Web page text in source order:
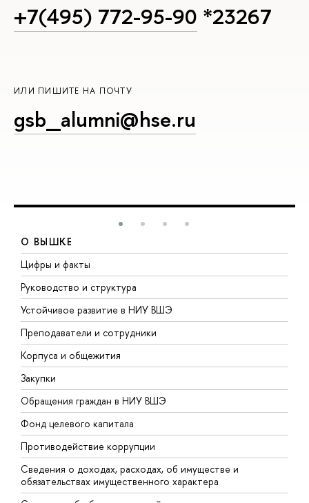
+7(495) 772-95-90 *23267
ИЛИ ПИШИТЕ НА ПОЧТУ
gsb_alumni@hse.ru
О ВЫШКЕ
Цифры и факты
Руководство и структура
Устойчивое развитие в НИУ ВШЭ
Преподаватели и сотрудники
Корпуса и общежития
Закупки
Обращения граждан в НИУ ВШЭ
Фонд целевого капитала
Противодействие коррупции
Сведения о доходах, расходах, об имуществе и
обязательствах имущественного характера